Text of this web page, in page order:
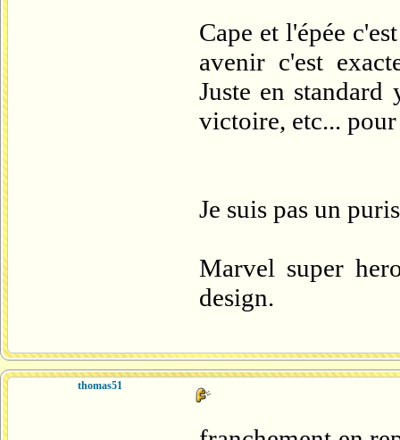
Cape et l'épée
avenir c'est
Juste en
victoire, etc...
Je suis pas un
Marvel super
design.
thomas51